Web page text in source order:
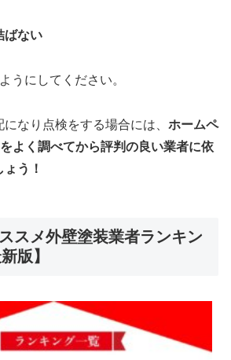
ばない
うにしてください。
なり点検をする場合には、 ホームペ
よく調べてから評判の良い業者に依
う！
スメ外壁塗装業者ランキン
版】